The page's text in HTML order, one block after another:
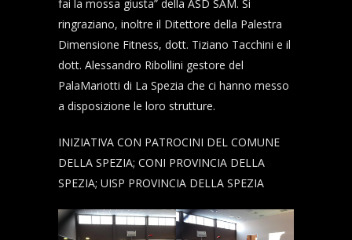
fai la mossa giusta” della ASD SAM. Si
ringraziano, inoltre il Ditettore della Palestra
Dimensione Fitness, dott. Tiziano Tacchini e il
dott. Alessandro Ribollini gestore del
PalaMariotti di La Spezia che ci hanno messo
a disposizione le loro strutture.
INIZIATIVA CON PATROCINI DEL COMUNE
DELLA SPEZIA; CONI PROVINCIA DELLA
SPEZIA; UISP PROVINCIA DELLA SPEZIA